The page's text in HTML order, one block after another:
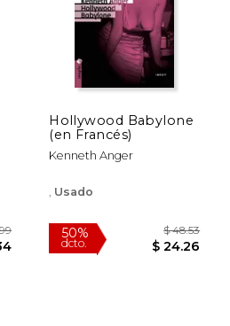
Hollywood Babylone
(en Francés)
Kenneth Anger
Usado